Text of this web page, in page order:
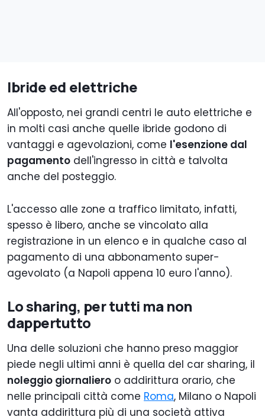
Ibride ed elettriche
All'opposto, nei grandi centri le auto elettriche e
in molti casi anche quelle ibride godono di
vantaggi e agevolazioni, come l'esenzione dal
pagamento dell'ingresso in città e talvolta
anche del posteggio.
L'accesso alle zone a traffico limitato, infatti,
spesso è libero, anche se vincolato alla
registrazione in un elenco e in qualche caso al
pagamento di una abbonamento super-
agevolato (a Napoli appena 10 euro l'anno).
Lo sharing, per tutti ma non
dappertutto
Una delle soluzioni che hanno preso maggior
piede negli ultimi anni è quella del car sharing, il
noleggio giornaliero o addirittura orario, che
nelle principali città come Roma, Milano o Napoli
vanta addirittura più di una società attiva